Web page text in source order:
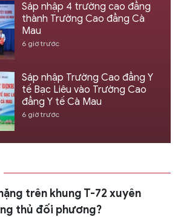
Sáp nhập 4 trường cao đẳng
thành Trường Cao đẳng Cà
Mau
6 giờ trước
Sáp nhập Trường Cao đẳng Y
tế Bạc Liêu vào Trường Cao
đẳng Y tế Cà Mau
6 giờ trước
trên khung T-72 xuyên
thủ đối phương?